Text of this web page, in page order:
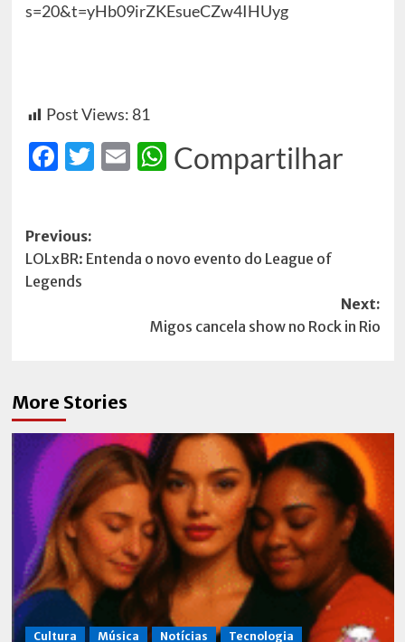
s=20&t=yHb09irZKEsueCZw4IHUyg
Post Views: 81
Facebook
Twitter
EmailWhatsApp
Compartilhar
Post
navigation
Previous:
LOLxBR: Entenda o novo evento do League of
Legends
Next:
Migos cancela show no Rock in Rio
More Stories
Cultura Música Notícias Tecnologia